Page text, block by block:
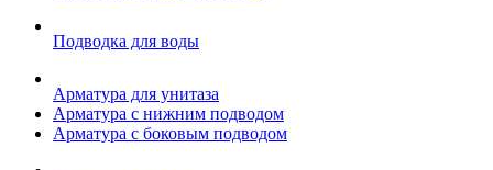
Подводка для воды
Арматура для унитаза
Арматура с нижним подводом
Арматура с боковым подводом